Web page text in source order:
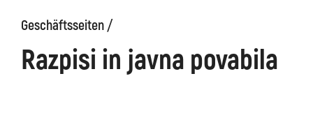
Geschäftsseiten /
Razpisi in javna povabila
Kanin
Kobarid